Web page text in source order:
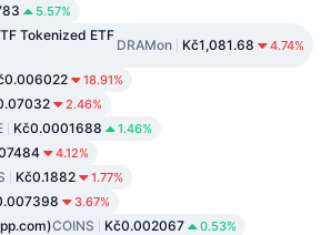
5.57%
Tokenized ETF
DRAMon Kč1,081.68 4.74%
18.91%
2.46%
Kč0.0001688 1.46%
4.12%
Kč0.1882 1.77%
3.67%
COINS Kč0.002067 0.53%